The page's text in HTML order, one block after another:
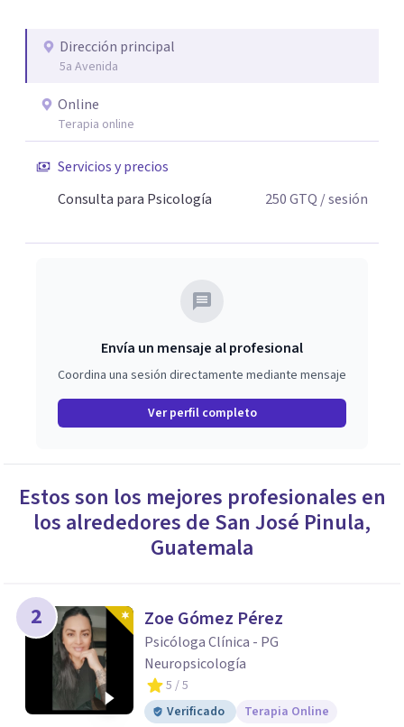
Dirección principal
5a Avenida
Online
Terapia online
Servicios y precios
Consulta para Psicología
250GTQ / sesión
Envía un mensaje al profesional
Coordina una sesión directamente mediante mensaje
Ver perfil completo
Estos son los mejores profesionales en
los alrededores de San José Pinula,
Guatemala
2 Zoe Gómez Pérez
Psicóloga Clínica - PG
Neuropsicología
5 / 5
Verificado
Terapia Online